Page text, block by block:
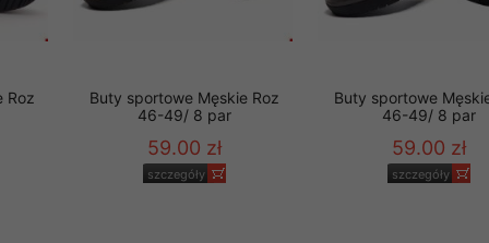
Roz
Buty sportowe Męskie Roz
46-49/ 8 par
59.00 zł
szczegóły
Buty sportowe
46-49/ 8 par
59.00 zł
szczegóły
osobowych.